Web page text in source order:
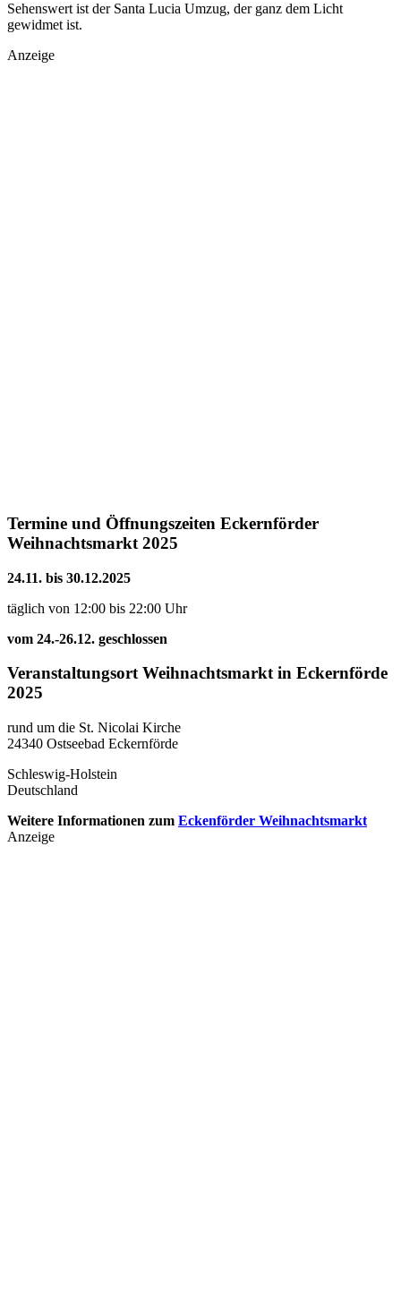
Sehenswert ist der Santa Lucia Umzug, der ganz dem Licht
gewidmet ist.
Anzeige
Termine und Öffnungszeiten Eckernförder
Weihnachtsmarkt 2025
24.11. bis 30.12.2025
täglich von 12:00 bis 22:00 Uhr
vom 24.-26.12. geschlossen
Veranstaltungsort Weihnachtsmarkt in Eckernförde
2025
rund um die St. Nicolai Kirche
24340 Ostseebad Eckernförde
Schleswig-Holstein
Deutschland
Weitere Informationen zum Eckenförder Weihnachtsmarkt
Anzeige